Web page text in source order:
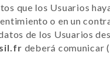
que los Usuarios
o en un
de los Usuarios
deberá comunicar